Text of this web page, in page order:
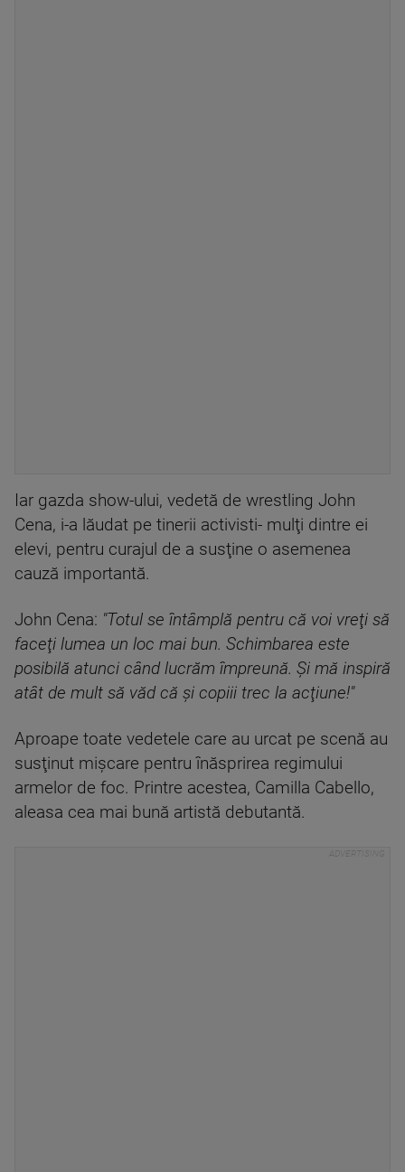
Iar gazda show-ului, vedetă de wrestling John
Cena, i-a lăudat pe tinerii activisti- mulţi dintre ei
elevi, pentru curajul de a susţine o asemenea
cauză importantă.
John Cena: "Totul se întâmplă pentru că voi vreţi să
faceţi lumea un loc mai bun. Schimbarea este
posibilă atunci când lucrăm împreună. Şi mă inspiră
atât de mult să văd că şi copiii trec la acţiune!"
Aproape toate vedetele care au urcat pe scenă au
susţinut mişcare pentru înăsprirea regimului
armelor de foc. Printre acestea, Camilla Cabello,
aleasa cea mai bună artistă debutantă.